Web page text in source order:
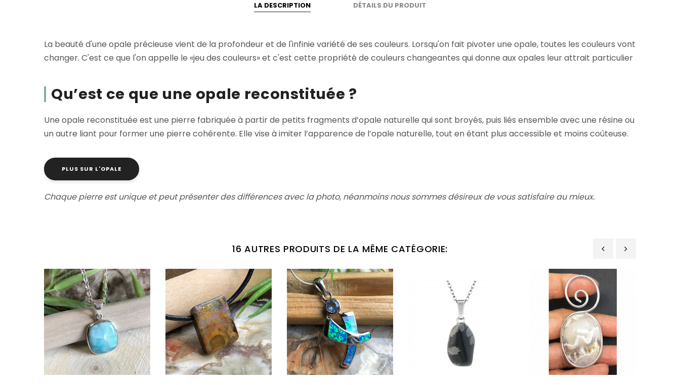
LA DESCRIPTION DÉTAILS DU PRODUIT
La beauté d'une opale précieuse vient de la profondeur et de l'infinie variété de ses couleurs. Lorsqu'on fait pivoter une opale, toutes les couleurs vont
changer. C'est ce que l'on appelle le «jeu des couleurs» et c'est cette propriété de couleurs changeantes qui donne aux opales leur attrait particulier
Qu’est ce que une opale reconstituée ?
Une opale reconstituée est une pierre fabriquée à partir de petits fragments d’opale naturelle qui sont broyés, puis liés ensemble avec une résine ou
un autre liant pour former une pierre cohérente. Elle vise à imiter l’apparence de l’opale naturelle, tout en étant plus accessible et moins coûteuse.
PLUS SUR L'OPALE
Chaque pierre est unique et peut présenter des différences avec la photo, néanmoins nous sommes désireux de vous satisfaire au mieux.
16 AUTRES PRODUITS DE LA MÊME CATÉGORIE:
‹